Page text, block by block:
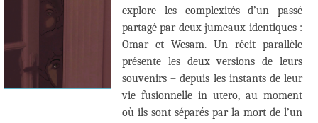
explore les complexités d’un passé
partagé par deux jumeaux identiques :
Omar et Wesam. Un récit parallèle
présente les deux versions de leurs
souvenirs – depuis les instants de leur
vie fusionnelle in utero, au moment
où ils sont séparés par la mort de l’un